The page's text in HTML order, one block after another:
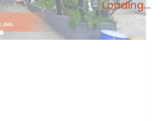
Loading...